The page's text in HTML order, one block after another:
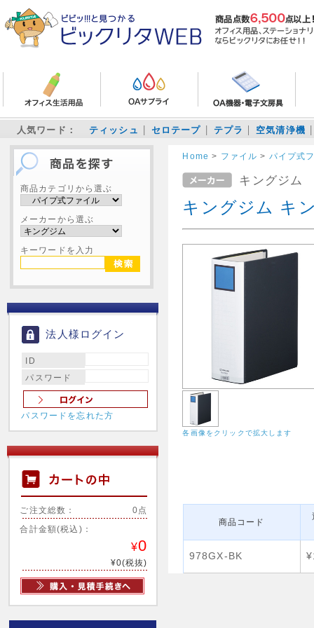
人気ワード： ティッシュ セロテープ テプラ 空気清浄機
商品カテゴリから選ぶ
メーカーから選ぶ
キーワードを入力
法人様ログイン
ID
パスワード
パスワードを忘れた方
ご注文総数： 0点
合計金額(税込)：
¥0
¥0(税抜)
Home > ファイル > パイプ式
キングジム
キングジム キ
各画像をクリックで拡大します
商品コード
978GX-BK